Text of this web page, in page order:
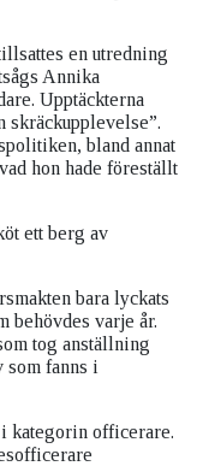
en utredning
Annika
Upptäckterna
skräckupplevelse”.
bland annat
hon hade föreställt
ett berg av
bara lyckats
behövdes varje år.
tog anställning
som fanns i
kategorin officerare.